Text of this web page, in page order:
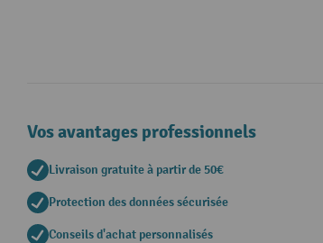
Vos avantages professionnels
Livraison gratuite à partir de 50€
Protection des données sécurisée
Conseils d'achat personnalisés